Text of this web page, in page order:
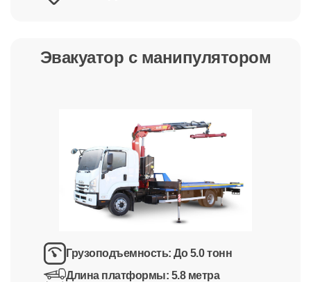
Эвакуатор с манипулятором
Грузоподъемность:До 5.0 тонн
Длина платформы: 5.8 метра